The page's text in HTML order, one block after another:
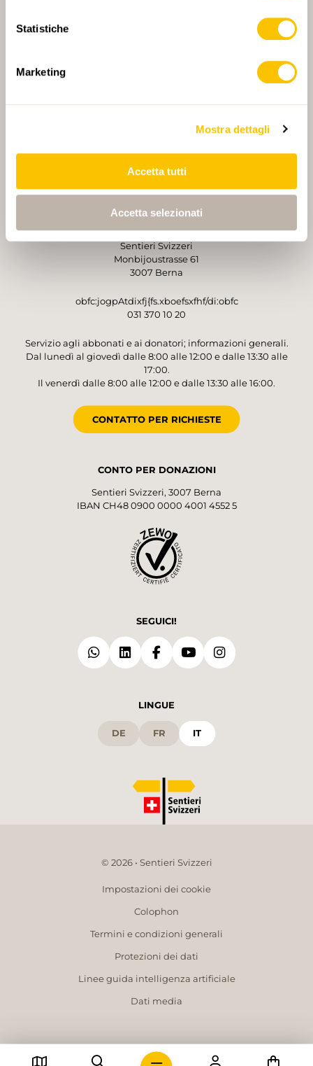
Statistiche
Marketing
Mostra dettagli
Accetta tutti
Accetta selezionati
PARTNER PRINCIPALE E PARTNER DI TRASPORTO
Sentieri Svizzeri
Monbijoustrasse 61
3007 Berna
obfc:jogpAtdixfj{fs.xboefsxfhf/di:obfc
031 370 10 20
Servizio agli abbonati e ai donatori; informazioni generali.
Dal lunedì al giovedì dalle 8:00 alle 12:00 e dalle 13:30 alle
17:00.
Il venerdì dalle 8:00 alle 12:00 e dalle 13:30 alle 16:00.
CONTATTO PER RICHIESTE
CONTO PER DONAZIONI
Sentieri Svizzeri, 3007 Berna
IBAN CH48 0900 0000 4001 4552 5
SEGUICI!
LINGUE
DE FR IT
© 2026 • Sentieri Svizzeri
Impostazioni dei cookie
Colophon
Termini e condizioni generali
Protezioni dei dati
Linee guida intelligenza artificiale
Dati media